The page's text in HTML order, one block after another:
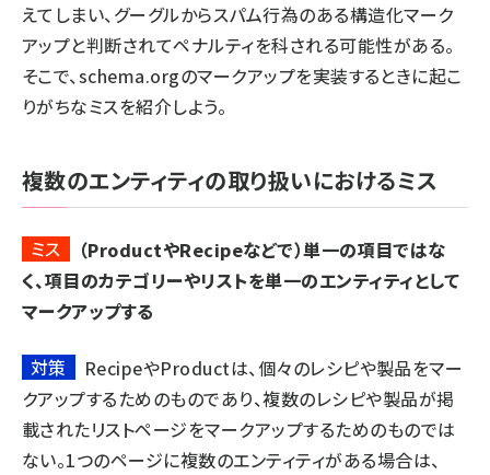
えてしまい、グーグルからスパム行為のある構造化マーク
アップと判断されてペナルティを科される可能性がある。
そこで、schema.orgのマークアップを実装するときに起こ
りがちなミスを紹介しよう。
複数のエンティティの取り扱いにおけるミス
ミス
（ProductやRecipeなどで）単一の項目ではな
く、項目のカテゴリーやリストを単一のエンティティとして
マークアップする
対策
RecipeやProductは、個々のレシピや製品をマー
クアップするためのものであり、複数のレシピや製品が掲
載されたリストページをマークアップするためのものでは
ない。1つのページに複数のエンティティがある場合は、